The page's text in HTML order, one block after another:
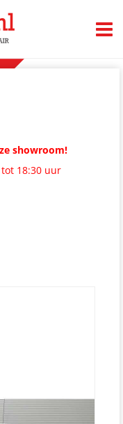
showroom!
tot 18:30 uur